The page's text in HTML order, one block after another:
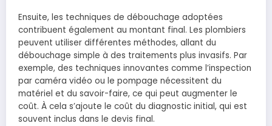
Ensuite, les techniques de débouchage adoptées
contribuent également au montant final. Les plombiers
peuvent utiliser différentes méthodes, allant du
débouchage simple à des traitements plus invasifs. Par
exemple, des techniques innovantes comme l’inspection
par caméra vidéo ou le pompage nécessitent du
matériel et du savoir-faire, ce qui peut augmenter le
coût. À cela s’ajoute le coût du diagnostic initial, qui est
souvent inclus dans le devis final.